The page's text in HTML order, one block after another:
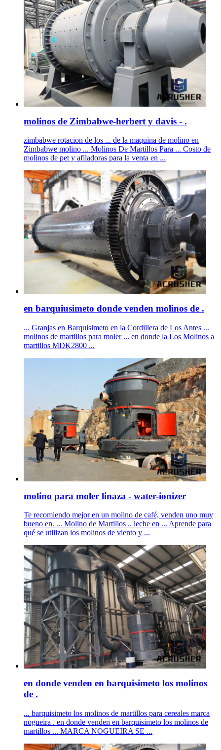
molinos de Zimbabwe-herbert y davis - .
zimbabwe rotacion de los ... de la maquina de molino en
Zimbabwe molino ... Molinos De Martillos Para ... Costo de
molinos de pet y afiladoras para la venta en ...
en barquiusimeto donde venden molinos de .
... Granjas en Barquisimeto en la Cordillera de Los Antes ...
molinos de martillos para moler ... en donde la Los Molinos a
martillos MDK2800 ...
molino para moler linaza - water-ionizer
Te recomiendo mejor en un molino de café, venden uno muy
bueno en. ... Molino de Martillos .. leche en ... Aprende para
qué se utilizan los molinos de viento y ...
en donde venden en barquisimeto los molinos
de .
... barquisimeto los molinos de martillos para cereales marca
nogueira . en donde venden en barquisimeto los molinos de
martillos ... MARCA NOGUEIRA SE ...